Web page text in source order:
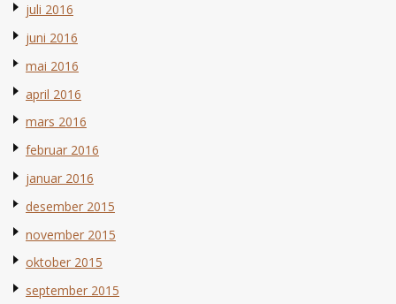
juli 2016
juni 2016
mai 2016
april 2016
mars 2016
februar 2016
januar 2016
desember 2015
november 2015
oktober 2015
september 2015